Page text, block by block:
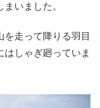
いました。
走って降りる羽目
しゃぎ廻っていま